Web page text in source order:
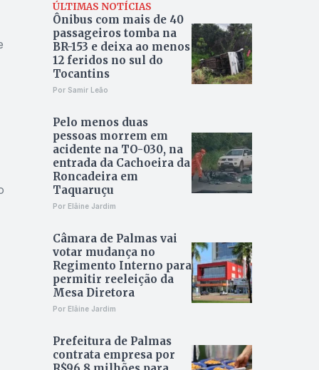
ÚLTIMAS NOTÍCIAS
Ônibus com mais de 40
passageiros tomba na
BR-153 e deixa ao menos
12 feridos no sul do
Tocantins
Por Samir Leão
Pelo menos duas
pessoas morrem em
acidente na TO-030, na
entrada da Cachoeira da
Roncadeira em
Taquaruçu
Por Elâine Jardim
Câmara de Palmas vai
votar mudança no
Regimento Interno para
permitir reeleição da
Mesa Diretora
Por Elâine Jardim
Prefeitura de Palmas
contrata empresa por